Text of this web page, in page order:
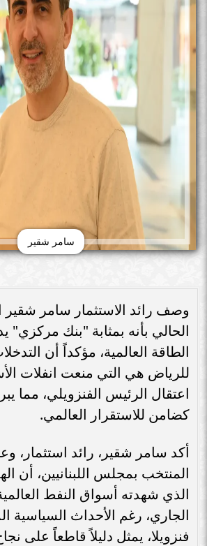
سامر شقير
وصف رائد الاستثمار سامر شقير
الحالي بأنه بمثابة "بنك مركزي"
الطاقة العالمية، مؤكداً أن
للرياض هي التي منعت انفلات
اعتقال الرئيس الفنزويلي، مما
كضامن للاستقرار العالمي.
أكد سامر شقير، رائد استثمار،
المنتخب بمجلس اللبنانيين، أن
الذي شهدته أسواق النفط
الجاري، رغم الأحداث السياسية
فنزويلا، يمثل دليلاً قاطعاً على